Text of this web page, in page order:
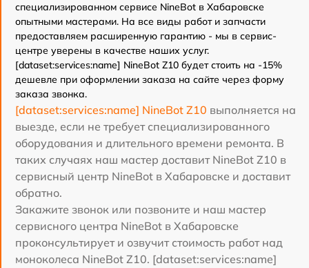
специализированном сервисе NineBot в Хабаровске
опытными мастерами. На все виды работ и запчасти
предоставляем расширенную гарантию - мы в сервис-
центре уверены в качестве наших услуг.
[dataset:services:name] NineBot Z10 будет стоить на -15%
дешевле при оформлении заказа на сайте через форму
заказа звонка.
[dataset:services:name] NineBot Z10 выполняется на
выезде, если не требует специализированного
оборудования и длительного времени ремонта. В
таких случаях наш мастер доставит NineBot Z10 в
сервисный центр NineBot в Хабаровске и доставит
обратно.
Закажите звонок или позвоните и наш мастер
сервисного центра NineBot в Хабаровске
проконсультирует и озвучит стоимость работ над
моноколеса NineBot Z10. [dataset:services:name]